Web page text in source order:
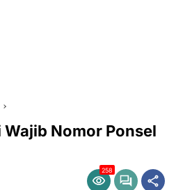
Nomor Ponsel
258